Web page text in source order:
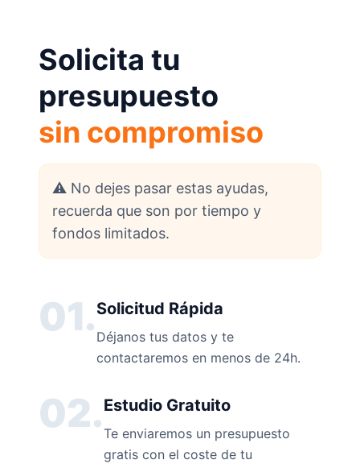
Solicita tu
presupuesto
sin compromiso
⚠️ No dejes pasar estas ayudas,
recuerda que son por tiempo y
fondos limitados.
01.Solicitud Rápida
Déjanos tus datos y te
contactaremos en menos de 24h.
02.Estudio Gratuito
Te enviaremos un presupuesto
gratis con el coste de tu